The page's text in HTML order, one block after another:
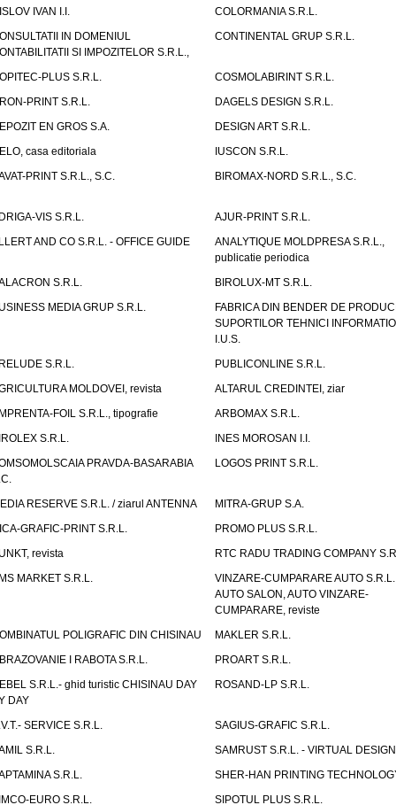
IVAN I.I.
COLORMANIA S.R.L.
IN DOMENIUL
SI IMPOZITELOR S.R.L.,
CONTINENTAL GRUP S.R.L.
PLUS S.R.L.
COSMOLABIRINT S.R.L.
PRINT S.R.L.
DAGELS DESIGN S.R.L.
EN GROS S.A.
DESIGN ART S.R.L.
casa editoriala
IUSCON S.R.L.
PRINT S.R.L., S.C.
BIROMAX-NORD S.R.L., S.C.
VIS S.R.L.
AJUR-PRINT S.R.L.
AND CO S.R.L. - OFFICE GUIDE
ANALYTIQUE MOLDPRESA S.R.L.,
publicatie periodica
S.R.L.
BIROLUX-MT S.R.L.
MEDIA GRUP S.R.L.
FABRICA DIN BENDER DE
SUPORTILOR TEHNICI
I.U.S.
S.R.L.
PUBLICONLINE S.R.L.
MOLDOVEI, revista
ALTARUL CREDINTEI, ziar
FOIL S.R.L., tipografie
ARBOMAX S.R.L.
S.R.L.
INES MOROSAN I.I.
PRAVDA-BASARABIA
LOGOS PRINT S.R.L.
RESERVE S.R.L. / ziarul ANTENNA
MITRA-GRUP S.A.
GRAFIC-PRINT S.R.L.
PROMO PLUS S.R.L.
revista
RTC RADU TRADING COMPANY
MARKET S.R.L.
VINZARE-CUMPARARE AUTO
AUTO SALON, AUTO VINZARE-
CUMPARARE, reviste
POLIGRAFIC DIN CHISINAU
MAKLER S.R.L.
I RABOTA S.R.L.
PROART S.R.L.
S.R.L.- ghid turistic CHISINAU DAY
DAY
ROSAND-LP S.R.L.
SERVICE S.R.L.
SAGIUS-GRAFIC S.R.L.
S.R.L.
SAMRUST S.R.L. - VIRTUAL DESIGN
S.R.L.
SHER-HAN PRINTING
EURO S.R.L.
SIPOTUL PLUS S.R.L.